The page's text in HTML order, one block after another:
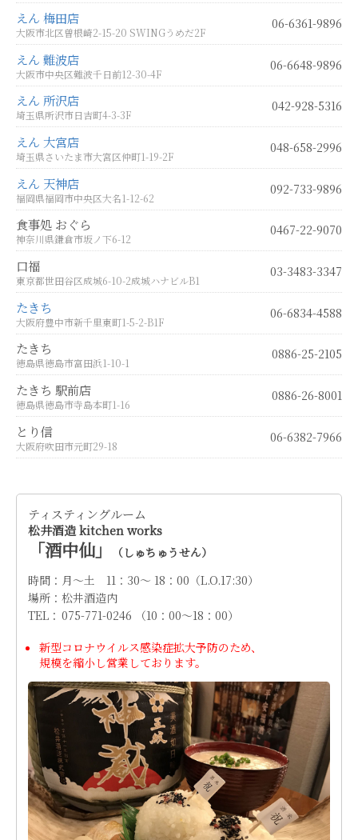
えん 梅田店
大阪市北区曽根崎2-15-20 SWINGうめだ2F
06-6361-9896
えん 難波店
大阪市中央区難波千日前12-30-4F
06-6648-9896
えん 所沢店
埼玉県所沢市日吉町4-3-3F
042-928-5316
えん 大宮店
埼玉県さいたま市大宮区仲町1-19-2F
048-658-2996
えん 天神店
福岡県福岡市中央区大名1-12-62
092-733-9896
食事処 おぐら
神奈川県鎌倉市坂ノ下6-12
0467-22-9070
口福
東京都世田谷区成城6-10-2成城ハナビルB1
03-3483-3347
たきち
大阪府豊中市新千里東町1-5-2-B1F
06-6834-4588
たきち
徳島県徳島市富田浜1-10-1
0886-25-2105
たきち 駅前店
徳島県徳島市寺島本町1-16
0886-26-8001
とり信
大阪府吹田市元町29-18
06-6382-7966
ティスティングルーム
松井酒造 kitchen works
「酒中仙」
（しゅちゅうせん）
時間： 月～土 11：30～ 18：00（L.O.17:30）
場所： 松井酒造内
TEL： 075-771-0246
（10：00～18：00）
新型コロナウイルス感染症拡大予防のため、
規模を縮小し営業しております。